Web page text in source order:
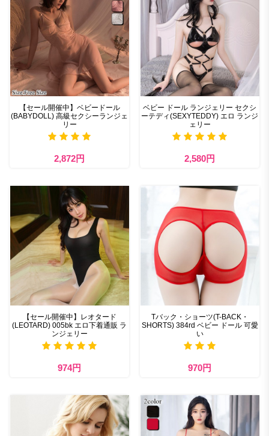
【セール開催中】ベビードール
(BABYDOLL) 高級セクシーランジェ
リー
2,872円
ベビー ドール ランジェリー セクシ
ーテディ(SEXYTEDDY) エロ ランジ
ェリー
2,580円
【セール開催中】レオタード
(LEOTARD) 005bk エロ下着通販 ラ
ンジェリー
974円
Tバック・ショーツ(T-BACK・
SHORTS) 384rd ベビー ドール 可愛
い
970円